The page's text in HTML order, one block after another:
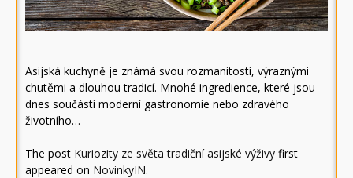
Asijská kuchyně je známá svou rozmanitostí, výraznými
chutěmi a dlouhou tradicí. Mnohé ingredience, které jsou
dnes součástí moderní gastronomie nebo zdravého
životního…
The post Kuriozity ze světa tradiční asijské výživy first
appeared on NovinkyIN.